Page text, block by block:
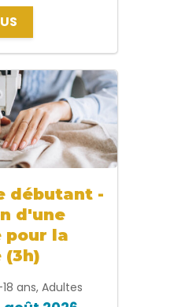
débutant -
d'une
pour la
18 ans, Adultes